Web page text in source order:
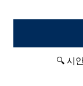
🔍 시